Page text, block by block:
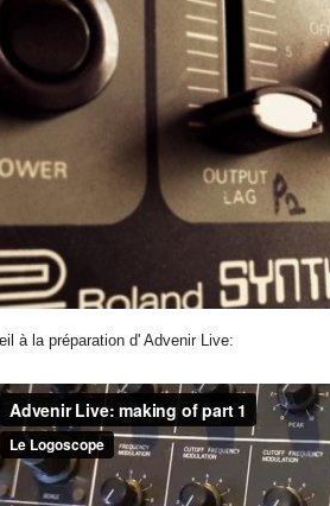
à la préparation d' Advenir Live: